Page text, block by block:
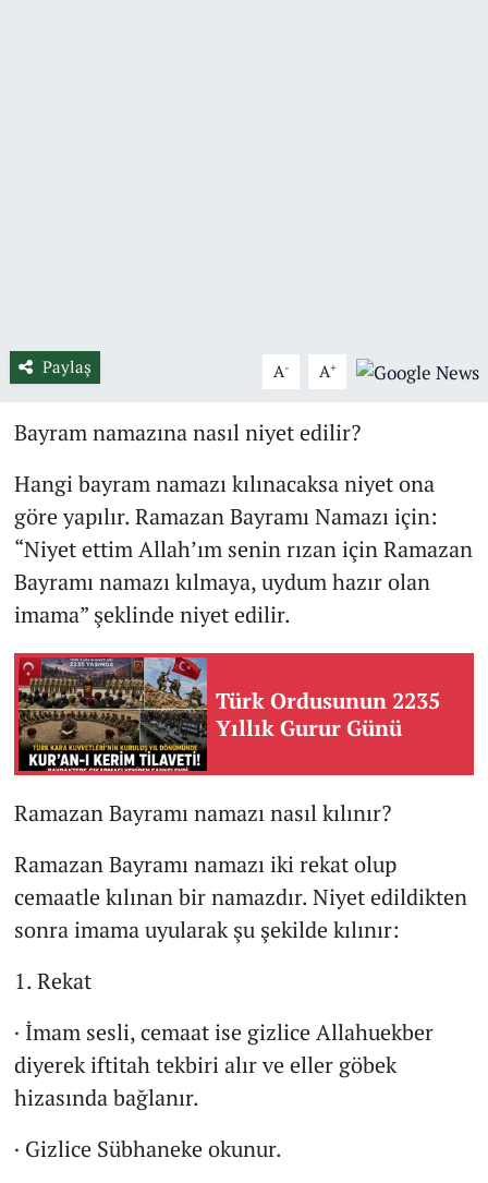
Paylaş A- A+
Bayram namazına nasıl niyet edilir?
Hangi bayram namazı kılınacaksa niyet ona
göre yapılır. Ramazan Bayramı Namazı için:
“Niyet ettim Allah’ım senin rızan için Ramazan
Bayramı namazı kılmaya, uydum hazır olan
imama” şeklinde niyet edilir.
Türk Ordusunun 2235
Yıllık Gurur Günü
Ramazan Bayramı namazı nasıl kılınır?
Ramazan Bayramı namazı iki rekat olup
cemaatle kılınan bir namazdır. Niyet edildikten
sonra imama uyularak şu şekilde kılınır:
1. Rekat
· İmam sesli, cemaat ise gizlice Allahuekber
diyerek iftitah tekbiri alır ve eller göbek
hizasında bağlanır.
· Gizlice Sübhaneke okunur.